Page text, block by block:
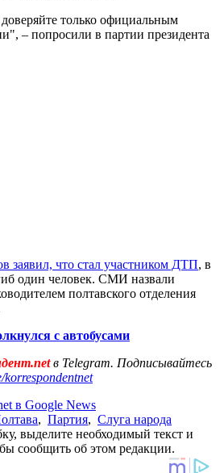
только официальным
– попросили в партии президента
заявил, что стал участником ДТП, в
один человек. СМИ назвали
полтавского отделения
с автобусами
в Telegram. Подписывайтесь
korrespondentnet
в Google News
, Партия, Слуга народа
выделите необходимый текст и
сообщить об этом редакции.